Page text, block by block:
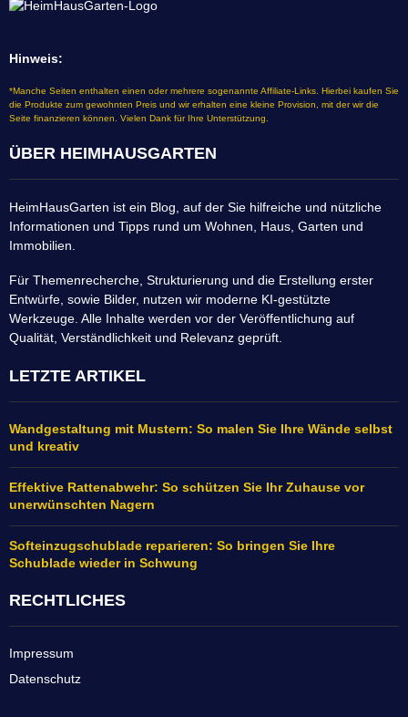
Hinweis:
*Manche Seiten enthalten einen oder mehrere sogenannte Affiliate-Links. Hierbei kaufen Sie
die Produkte zum gewohnten Preis und wir erhalten eine kleine Provision, mit der wir die
Seite finanzieren können. Vielen Dank für Ihre Unterstützung.
ÜBER HEIMHAUSGARTEN
HeimHausGarten ist ein Blog, auf der Sie hilfreiche und nützliche
Informationen und Tipps rund um Wohnen, Haus, Garten und
Immobilien.
Für Themenrecherche, Strukturierung und die Erstellung erster
Entwürfe, sowie Bilder, nutzen wir moderne KI-gestützte
Werkzeuge. Alle Inhalte werden vor der Veröffentlichung auf
Qualität, Verständlichkeit und Relevanz geprüft.
LETZTE ARTIKEL
Wandgestaltung mit Mustern: So malen Sie Ihre Wände selbst
und kreativ
Effektive Rattenabwehr: So schützen Sie Ihr Zuhause vor
unerwünschten Nagern
Softeinzugschublade reparieren: So bringen Sie Ihre
Schublade wieder in Schwung
RECHTLICHES
Impressum
Datenschutz